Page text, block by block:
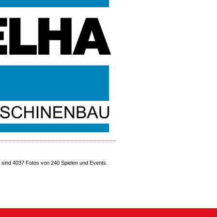
sind 4037 Fotos von 240 Spielen und Events.